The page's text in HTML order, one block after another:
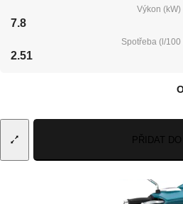
Výkon (kW)
7.8
Spotřeba (l/100
2.51
PŘIDAT